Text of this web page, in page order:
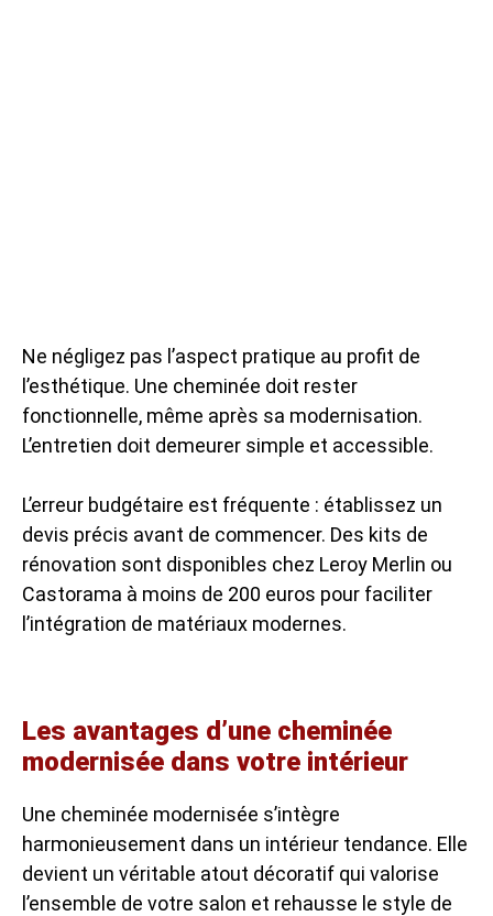
Ne négligez pas l’aspect pratique au profit de
l’esthétique. Une cheminée doit rester
fonctionnelle, même après sa modernisation.
L’entretien doit demeurer simple et accessible.
L’erreur budgétaire est fréquente : établissez un
devis précis avant de commencer. Des kits de
rénovation sont disponibles chez Leroy Merlin ou
Castorama à moins de 200 euros pour faciliter
l’intégration de matériaux modernes.
Les avantages d’une cheminée
modernisée dans votre intérieur
Une cheminée modernisée s’intègre
harmonieusement dans un intérieur tendance. Elle
devient un véritable atout décoratif qui valorise
l’ensemble de votre salon et rehausse le style de